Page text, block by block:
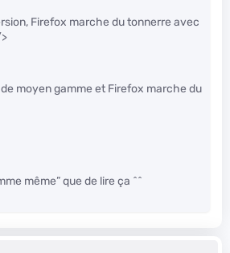
Firefox marche du tonnerre avec
de moyen gamme et Firefox marche du
même” que de lire ça ^^